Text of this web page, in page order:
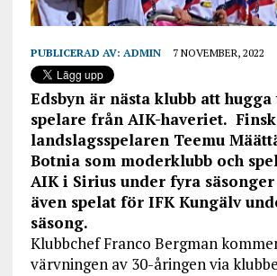
PUBLICERAD AV: ADMIN 7 NOVEMBER, 2022
Edsbyn är nästa klubb att
spelare från AIK-haveriet.
landslagsspelaren Teemu
Botnia som moderklubb och
AIK i Sirius under fyra
även spelat för IFK Kungälv
säsong.
Klubbchef Franco Bergman
värvningen av 30-åringen via